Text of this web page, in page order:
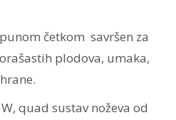
četkom savršen za
plodova, umaka,
quad sustav noževa od